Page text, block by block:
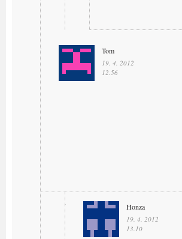
Tom
19. 4. 2012
12.56
Honza
19. 4. 2012
13.10